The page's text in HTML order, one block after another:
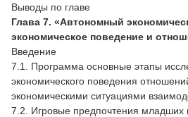
Выводы по главе
Глава 7. «Автономный
экономическое поведение и
Введение
7.1. Программа основные этапы
экономического поведения
экономическими ситуациями
7.2. Игровые предпочтения младших